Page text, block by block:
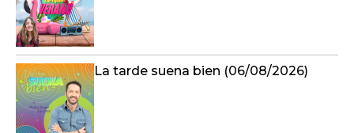
La tarde suena bien (06/08/2026)